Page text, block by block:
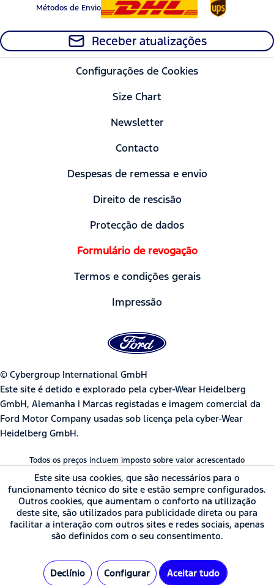
Métodos de Envio
Receber atualizações
Configurações de Cookies
Size Chart
Newsletter
Contacto
Despesas de remessa e envio
Direito de rescisão
Protecção de dados
Formulário de revogação
Termos e condições gerais
Impressão
© Cybergroup International GmbH
Este site é detido e explorado pela cyber-Wear Heidelberg
GmbH, Alemanha | Marcas registadas e imagem comercial da
Ford Motor Company usadas sob licença pela cyber-Wear
Heidelberg GmbH.
Todos os preços incluem imposto sobre valor acrescentado
Este site usa cookies, que são necessários para o
funcionamento técnico do site e estão sempre configurados.
Outros cookies, que aumentam o conforto na utilização
deste site, são utilizados para publicidade direta ou para
facilitar a interação com outros sites e redes sociais, apenas
são definidos com o seu consentimento.
Declínio Configurar Aceitar tudo